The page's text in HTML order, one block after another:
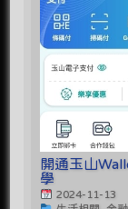
開通玉山
學
2024-11-13